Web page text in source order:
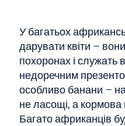
У багатьох
дарувати квіти –
похоронах і служать
недоречним
особливо банани –
не ласощі, а
Багато африканців